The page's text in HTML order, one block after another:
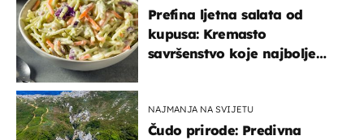
Prefina ljetna salata od
kupusa: Kremasto
savršenstvo koje najbolje
NAJMANJA NA SVIJETU
Čudo prirode: Predivna